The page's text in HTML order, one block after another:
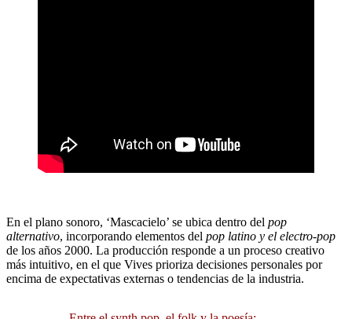
En el plano sonoro, ‘Mascacielo’ se ubica dentro del pop
alternativo, incorporando elementos del pop latino y el electro-pop
de los años 2000. La producción responde a un proceso creativo
más intuitivo, en el que Vives prioriza decisiones personales por
encima de expectativas externas o tendencias de la industria.